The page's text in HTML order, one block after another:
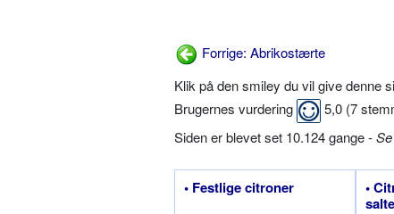
Forrige: Abrikostærte
Klik på den smiley du vil give denne
Brugernes vurdering
5,0 (7
Siden er blevet set 10.124 gange -
• Festlige citroner
•